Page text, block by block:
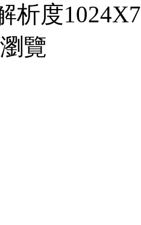
析度
覽